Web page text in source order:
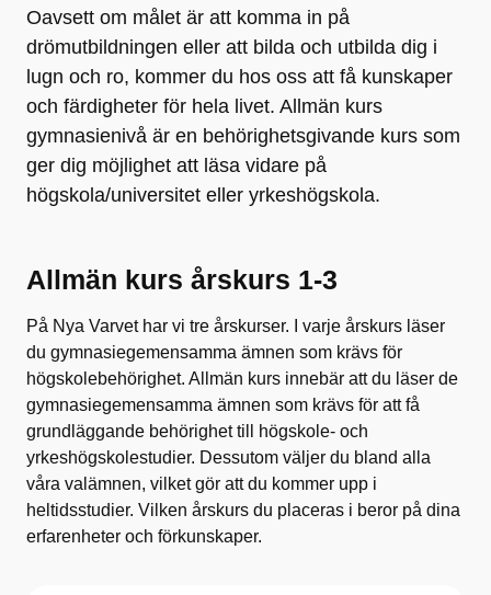
Oavsett om målet är att komma in på
drömutbildningen eller att bilda och utbilda dig i
lugn och ro, kommer du hos oss att få kunskaper
och färdigheter för hela livet. Allmän kurs
gymnasienivå är en behörighetsgivande kurs som
ger dig möjlighet att läsa vidare på
högskola/universitet eller yrkeshögskola.
Allmän kurs årskurs 1-3
På Nya Varvet har vi tre årskurser. I varje årskurs läser
du gymnasiegemensamma ämnen som krävs för
högskolebehörighet. Allmän kurs innebär att du läser de
gymnasiegemensamma ämnen som krävs för att få
grundläggande behörighet till högskole- och
yrkeshögskolestudier. Dessutom väljer du bland alla
våra valämnen, vilket gör att du kommer upp i
heltidsstudier. Vilken årskurs du placeras i beror på dina
erfarenheter och förkunskaper.